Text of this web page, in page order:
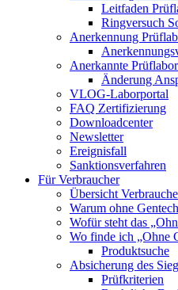
Leitfaden
Ringversuch
Anerkennung
Anerkannte
Änderung
VLOG-Laborportal
FAQ Zertifizierung
Downloadcenter
Newsletter
Ereignisfall
Sanktionsverfahren
Für Verbraucher
Übersicht
Warum ohne
Wofür steht das
Wo finde ich „Ohne
Produktsuche
Absicherung des
Prüfkriterien